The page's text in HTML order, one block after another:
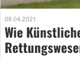
09.04.2021
Wie